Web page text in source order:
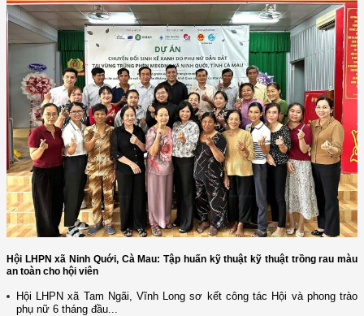
Hội LHPN xã Ninh Quới, Cà Mau: Tập huấn kỹ thuật kỹ thuật trồng rau màu
an toàn cho hội viên
Hội LHPN xã Tam Ngãi, Vĩnh Long sơ kết công tác Hội và phong trào
phụ nữ 6 tháng đầu...
(12/TB-HĐKH) V/v đăng ký, đề xuất nhiệm vụ Khoa học, công nghệ và